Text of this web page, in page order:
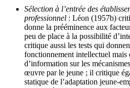
Sélection à l’entrée des
professionnel : Léon (1957b)
donne la prééminence aux
peu de place à la possibilité
critique aussi les tests qui
fonctionnement intellectuel mais
d’information sur les
œuvre par le jeune ; il critique
statique de l’adaptation jeune-